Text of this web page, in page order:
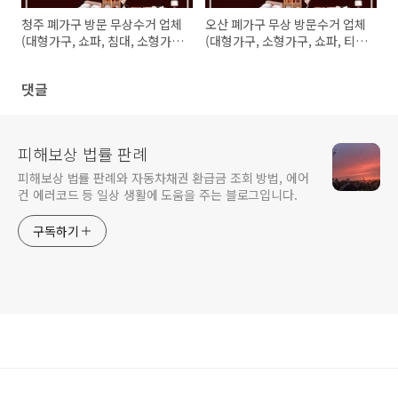
청주 폐가구 방문 무상수거 업체
(대형가구, 쇼파, 침대, 소형가
오산 폐가구 무상 방문수거 업체
(대형가구, 소형가구, 쇼파, 티비
댓글
피해보상 법률 판례
피해보상 법률 판례와 자동차채권 환급금 조회 방법, 에어
컨 에러코드 등 일상 생활에 도움을 주는 블로그입니다.
구독하기